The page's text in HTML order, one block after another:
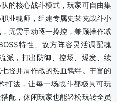
的核心战斗模式，玩家可自由集
业魂师，组建专属史莱克战斗小
无需手动逐一操控，兼顾操作减
特性、敌方阵容灵活调配魂
派，打出防御、控场、爆发、续
怪并肩作战的热血羁绊。丰富的
打法，让每一场战斗都极具可玩
配，休闲玩家也能轻松玩转全员